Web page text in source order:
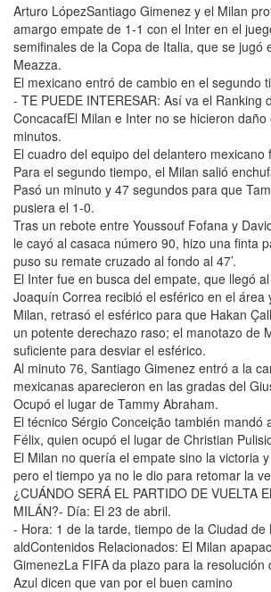
Arturo LópezSantiago Gimenez y el Milan
amargo empate de 1-1 con el Inter en el
semifinales de la Copa de Italia, que se jugó
Meazza.
El mexicano entró de cambio en el segundo
- TE PUEDE INTERESAR: Así va el Ranking
ConcacafEl Milan e Inter no se hicieron
minutos.
El cuadro del equipo del delantero mexicano
Para el segundo tiempo, el Milan salió
Pasó un minuto y 47 segundos para que
pusiera el 1-0.
Tras un rebote entre Youssouf Fofana y
le cayó al casaca número 90, hizo una finta
puso su remate cruzado al fondo al 47’.
El Inter fue en busca del empate, que llegó al
Joaquín Correa recibió el esférico en el área
Milan, retrasó el esférico para que Hakan
un potente derechazo raso; el manotazo de
suficiente para desviar el esférico.
Al minuto 76, Santiago Gimenez entró a la
mexicanas aparecieron en las gradas del
Ocupó el lugar de Tammy Abraham.
El técnico Sérgio Conceição también mandó
Félix, quien ocupó el lugar de Christian
El Milan no quería el empate sino la victoria
pero el tiempo ya no le dio para retomar la
¿CUÁNDO SERÁ EL PARTIDO DE VUELTA
MILÁN?- Día: El 23 de abril.
- Hora: 1 de la tarde, tiempo de la Ciudad de
aldContenidos Relacionados: El Milan
GimenezLa FIFA da plazo para la resolución
Azul dicen que van por el buen camino